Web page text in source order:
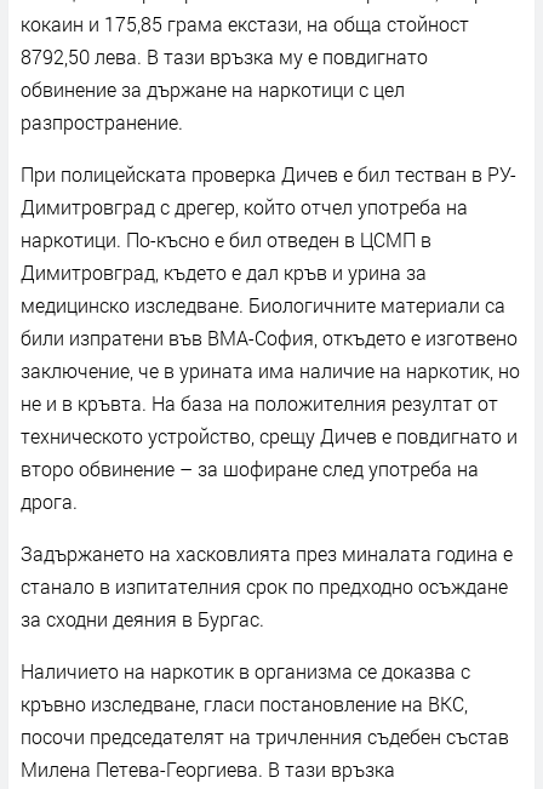
кокаин и 175,85 грама екстази, на обща стойност
8792,50 лева. В тази връзка му е повдигнато
обвинение за държане на наркотици с цел
разпространение.
При полицейската проверка Дичев е бил тестван в РУ-
Димитровград с дрегер, който отчел употреба на
наркотици. По-късно е бил отведен в ЦСМП в
Димитровград, където е дал кръв и урина за
медицинско изследване. Биологичните материали са
били изпратени във ВМА-София, откъдето е изготвено
заключение, че в урината има наличие на наркотик, но
не и в кръвта. На база на положителния резултат от
техническото устройство, срещу Дичев е повдигнато и
второ обвинение – за шофиране след употреба на
дрога.
Задържането на хасковлията през миналата година е
станало в изпитателния срок по предходно осъждане
за сходни деяния в Бургас.
Наличието на наркотик в организма се доказва с
кръвно изследване, гласи постановление на ВКС,
посочи председателят на тричленния съдебен състав
Милена Петева-Георгиева. В тази връзка